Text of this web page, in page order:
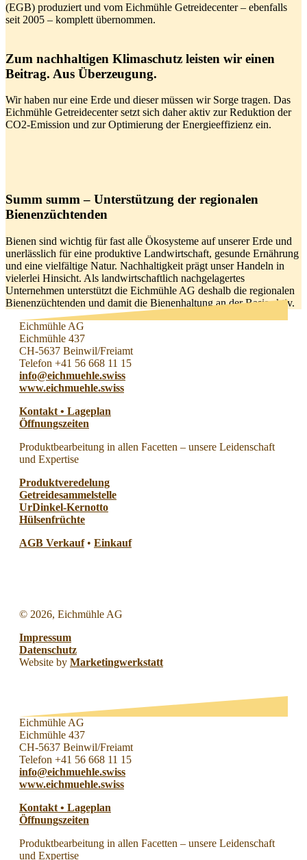
(EGB) produziert und vom Eichmühle Getreidecenter – ebenfalls
seit 2005 – komplett übernommen.
Zum nachhaltigen Klimaschutz leisten wir einen
Beitrag. Aus Überzeugung.
Wir haben nur eine Erde und dieser müssen wir Sorge tragen. Das
Eichmühle Getreidecenter setzt sich daher aktiv zur Reduktion der
CO2-Emission und zur Optimierung der Energieeffizienz ein.
Summ summ – Unterstützung der regionalen
Bienenzüchtenden
Bienen sind wichtig für fast alle Ökosysteme auf unserer Erde und
unerlässlich für eine produktive Landwirtschaft, gesunde Ernährung
und eine vielfältige Natur. Nachhaltigkeit prägt unser Handeln in
vielerlei Hinsicht. Als landwirtschaftlich nachgelagertes
Unternehmen unterstützt die Eichmühle AG deshalb die regionalen
Bienenzüchtenden und damit die Bienenhaltung an der Basis aktiv.
Eichmühle AG
Eichmühle 437
CH-5637 Beinwil/Freiamt
Telefon +41 56 668 11 15
info@eichmuehle.swiss
www.eichmuehle.swiss
Kontakt • Lageplan
Öffnungszeiten
Produktbearbeitung in allen Facetten – unsere Leidenschaft
und Expertise
Produktveredelung
Getreidesammelstelle
UrDinkel-Kernotto
Hülsenfrüchte
AGB Verkauf• Einkauf
© 2026, Eichmühle AG
Impressum
Datenschutz
Website by Marketingwerkstatt
Eichmühle AG
Eichmühle 437
CH-5637 Beinwil/Freiamt
Telefon +41 56 668 11 15
info@eichmuehle.swiss
www.eichmuehle.swiss
Kontakt • Lageplan
Öffnungszeiten
Produktbearbeitung in allen Facetten – unsere Leidenschaft
und Expertise